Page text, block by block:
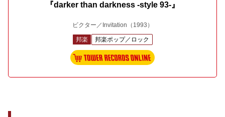
『darker than darkness -style 93-』
ビクター／Invitation （1993）
邦楽 邦楽ポップ／ロック